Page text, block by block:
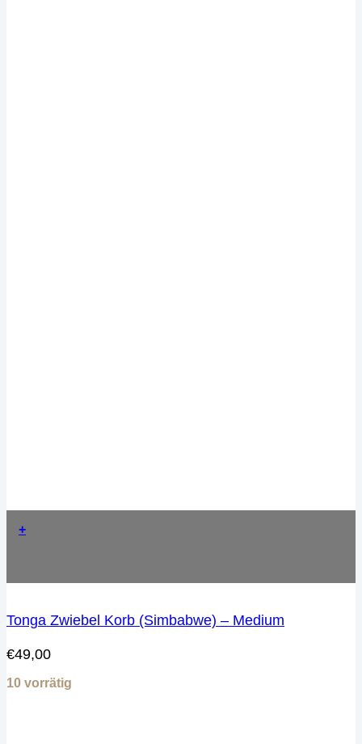
+
Tonga Zwiebel Korb (Simbabwe) – Medium
€49,00
10 vorrätig